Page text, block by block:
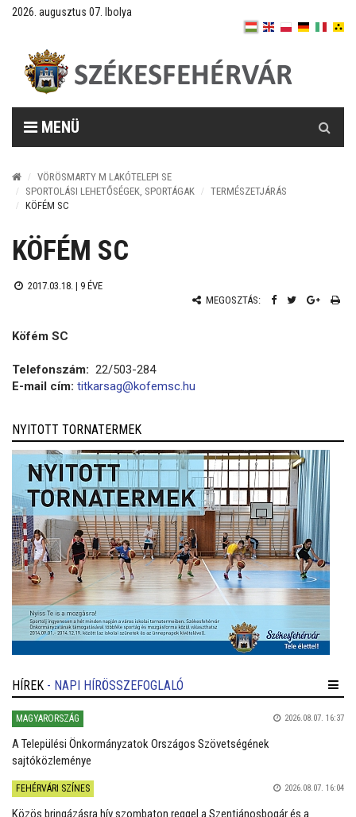
2026. augusztus 07. Ibolya
MENÜ
VÖRÖSMARTY M LAKÓTELEPI SE
SPORTOLÁSI LEHETŐSÉGEK, SPORTÁGAK
TERMÉSZETJÁRÁS
KÖFÉM SC
KÖFÉM SC
2017.03.18. | 9 ÉVE
MEGOSZTÁS:
Köfém SC
Telefonszám: 22/503-284
E-mail cím: titkarsag@kofemsc.hu
NYITOTT TORNATERMEK
HÍREK - NAPI HÍRÖSSZEFOGLALÓ
MAGYARORSZÁG 2026.08.07. 16:37
A Települési Önkormányzatok Országos Szövetségének
sajtóközleménye
FEHÉRVÁRI SZÍNES 2026.08.07. 16:04
Közös bringázásra hív szombaton reggel a Szentjánosbogár és a